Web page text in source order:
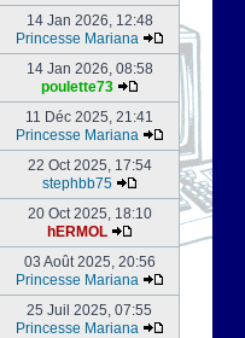
14 Jan 2026, 12:48
Princesse Mariana
14 Jan 2026, 08:58
poulette73
11 Déc 2025, 21:41
Princesse Mariana
22 Oct 2025, 17:54
stephbb75
20 Oct 2025, 18:10
hERMOL
03 Août 2025, 20:56
Princesse Mariana
25 Juil 2025, 07:55
Princesse Mariana